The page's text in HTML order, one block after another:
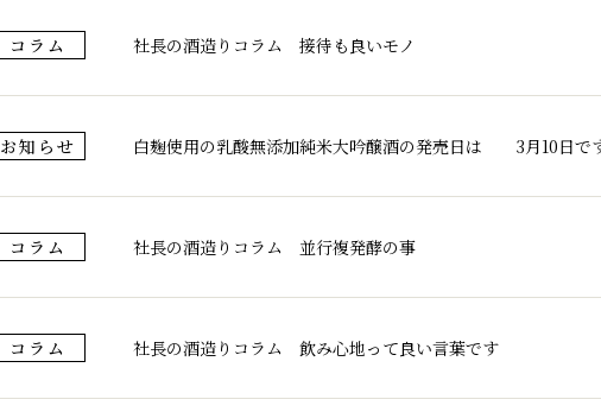
コラム 社長の酒造りコラム 接待も良いモノ
お知らせ 白麹使用の乳酸無添加純米大吟醸酒の発売日は 3月10日で
コラム 社長の酒造りコラム 並行複発酵の事
コラム 社長の酒造りコラム 飲み心地って良い言葉です